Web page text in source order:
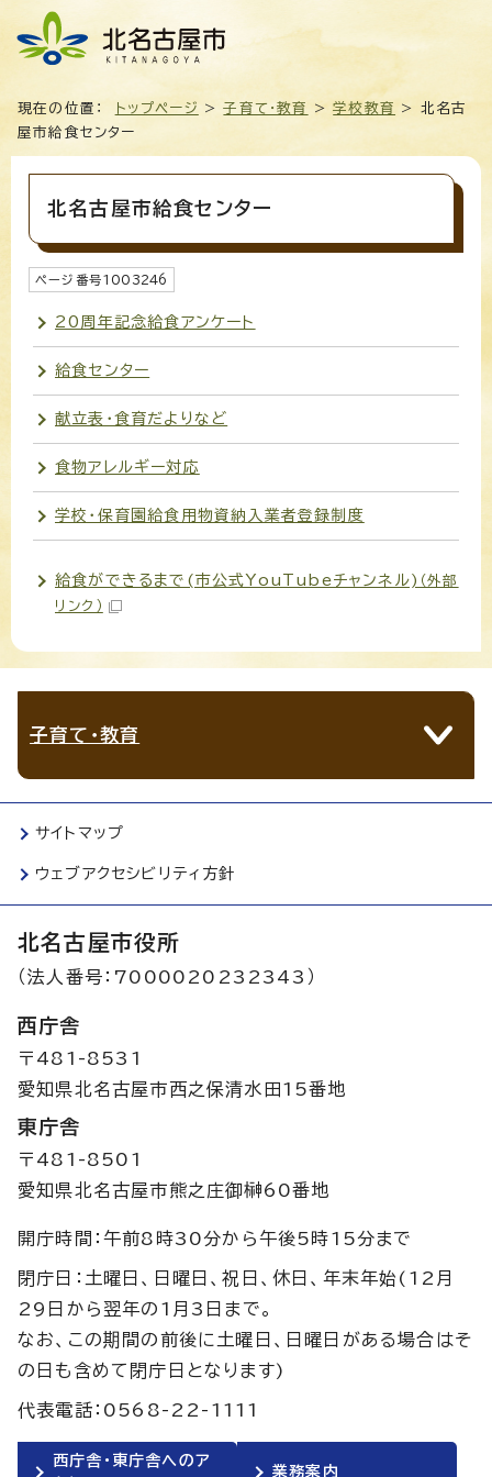
現在の位置： トップページ >子育て・教育 >学校教育
> 北名古
屋市給食センター
北名古屋市給食センター
ページ番号1003246
20周年記念給食アンケート
給食センター
献立表・食育だよりなど
食物アレルギー対応
学校・保育園給食用物資納入業者登録制度
給食ができるまで(市公式YouTubeチャンネル) （外部
リンク）
子育て・教育
サイトマップ
ウェブアクセシビリティ方針
北名古屋市役所
（法人番号：7000020232343）
西庁舎
〒481-8531
愛知県北名古屋市西之保清水田15番地
東庁舎
〒481-8501
愛知県北名古屋市熊之庄御榊60番地
開庁時間：午前8時30分から午後5時15分まで
閉庁日：土曜日、日曜日、祝日、休日、年末年始(12月
29日から翌年の1月3日まで。
なお、この期間の前後に土曜日、日曜日がある場合はそ
の日も含めて閉庁日となります)
代表電話：0568-22-1111
西庁舎・東庁舎へのア
業務案内